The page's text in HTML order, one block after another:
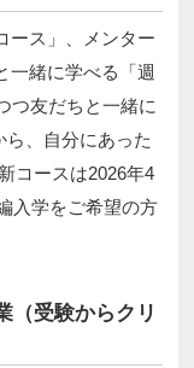
ース」、メンター
一緒に学べる「週
つ友だちと一緒に
、自分にあった
コースは2026年4
入学をご希望の方
（受験からクリ